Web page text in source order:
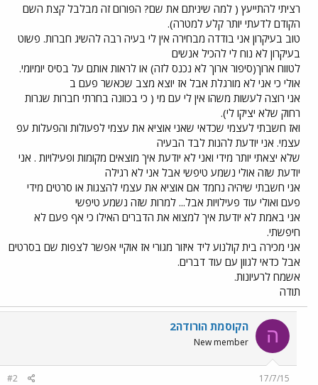
רציתי להתייעץ ( למה שיניתם את שם? הפורום זה מבלבל קצת השם
הקודם לדעתי יותר קלע למטרה).
טוב בעיקרון אני בודדה מבחירה אין לי בעיה רבה להשיג חברות. פשוט
בעיקרון לא נוח לי להכיל אנשים
לטווח ארוך(סיפור ארוך לא נכנס לזה) או לראות אותם על בסיס יומיומי.
אולי כי אני לא מורגלת אבל אז יוצא מצב שכאשר פעם ב
אני רוצה לעשות משהו אין לי עם מי ( כי בכוונה בחרתי חברות שגרות
רחוק שלא יציקו לי).
ואז חשבתי לעצמי שכדאי שאני אוציא את עצמי לפעולות והפעלות עפ
עצמי. אני יודעת להנות לבד הבעיה
שלא יצאתי יותר מידי ואני לא יודעת איך מוצאים מקומות ופעילויות . אני
יודעת שזה אולי נשמע טיפשי אבל אני לא רגילה
אני חשבתי שיהיה נחמד אם אוציא את עצמי להצגות או סרטים מידי
פעם ואולי עוד פעילויות אבל... למרות שזה נשמע טיפשי
אני באמת לא יודעת איך למצוא את הדברים האילו כי אף פעם לא
חיפשתי.
אני מכירה בית קולנוע ליד איזור מגורי אז אוקיי אפשר לצפות שם בסרטים
אבל כדאי לגוון עם עוד דברים.
אשמח לרעיונות.
תודה
ה הקוסמת הורודה2
New member
17/7/15
#2